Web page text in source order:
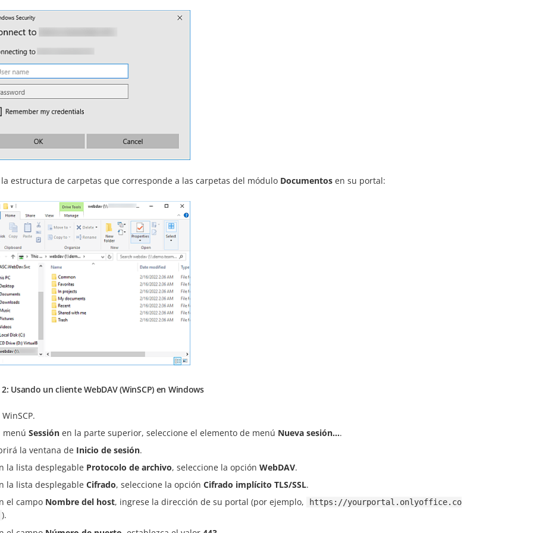
la estructura de carpetas que corresponde a las carpetas del módulo Documentos en su portal:
Usando un cliente WebDAV (WinSCP) en Windows
menú Sessión en la parte superior, seleccione el elemento de menú Nueva sesión....
la ventana de Inicio de sesión.
la lista desplegable Protocolo de archivo, seleccione la opción WebDAV.
la lista desplegable Cifrado, seleccione la opción Cifrado implícito TLS/SSL.
el campo Nombre del host, ingrese la dirección de su portal (por ejemplo, https://yourportal.onlyoffice.co
).